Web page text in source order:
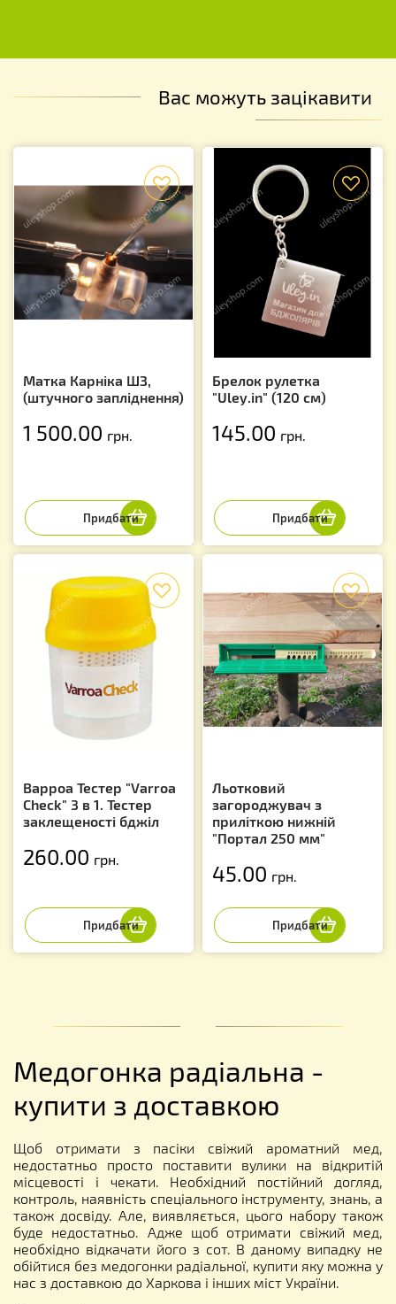
Вас можуть зацікавити
Матка Карніка ШЗ,
(штучного запліднення)
1 500.00 грн.
Брелок рулетка
"Uley.in" (120 см)
145.00 грн.
Варроа Тестер "Varroa
Check" 3 в 1. Тестер
заклещеності бджіл
260.00 грн.
Льотковий
загороджувач з
приліткою нижній
"Портал 250 мм"
45.00 грн.
Медогонка радіальна -
купити з доставкою
Щоб отримати з пасіки свіжий ароматний мед,
недостатньо просто поставити вулики на відкритій
місцевості і чекати. Необхідний постійний догляд,
контроль, наявність спеціального інструменту, знань, а
також досвіду. Але, виявляється, цього набору також
буде недостатньо. Адже щоб отримати свіжий мед,
необхідно відкачати його з сот. В даному випадку не
обійтися без медогонки радіальної, купити яку можна у
нас з доставкою до Харкова і інших міст України.